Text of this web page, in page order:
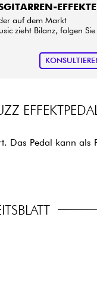
EFFEKTE
auf dem Markt
zieht Bilanz, folgen Sie
EFFEKTPEDAL
Pedal kann als